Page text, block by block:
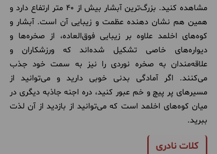
مشاهده کنید. بزرگ‌ترین آبشار بیش از ۴۰ متر ارتفاع دارد و
همین هم نشان دهنده عظمت و زیبایی آن است. آبشار و
کوه‌های اخلمد علاوه بر زیبایی فوق‌العاده، از صخره‌ها و
دیواره‌های خاصی تشکیل شده‌اند که ورزشکاران و
علاقه‌مندان به صخره نوردی را نیز به سمت خود جذب
می‌کنند. اگر آمادگی بدنی خوبی دارید و می‌توانید از
مسیرهای پر پیچ و خم عبور کنید، دره اجنه جاذبه دیگری در
میان کوه‌های اخلمد است که می‌توانید از بازدید از آن لذت
ببرید.
کلات نادری